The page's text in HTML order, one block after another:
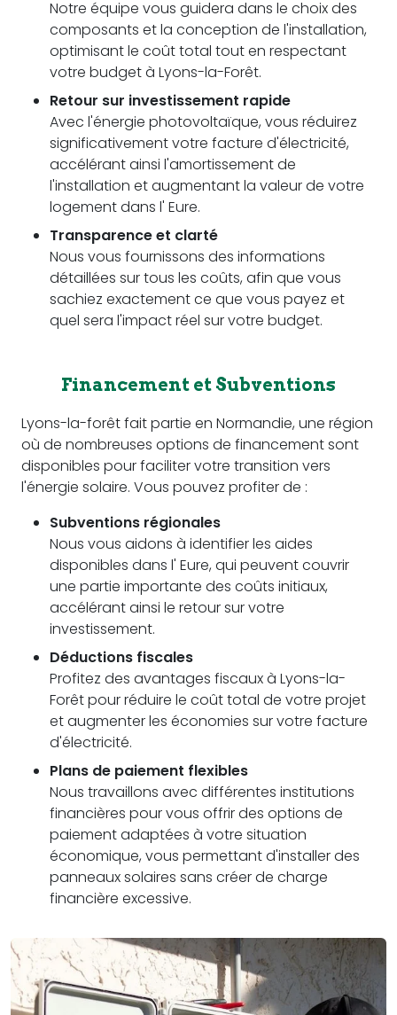
Notre équipe vous guidera dans le choix des
composants et la conception de l'installation,
optimisant le coût total tout en respectant
votre budget à Lyons-la-Forêt.
Retour sur investissement rapide
Avec l'énergie photovoltaïque, vous réduirez
significativement votre facture d'électricité,
accélérant ainsi l'amortissement de
l'installation et augmentant la valeur de votre
logement dans l' Eure.
Transparence et clarté
Nous vous fournissons des informations
détaillées sur tous les coûts, afin que vous
sachiez exactement ce que vous payez et
quel sera l'impact réel sur votre budget.
Financement et Subventions
Lyons-la-forêt fait partie en Normandie, une région
où de nombreuses options de financement sont
disponibles pour faciliter votre transition vers
l'énergie solaire. Vous pouvez profiter de :
Subventions régionales
Nous vous aidons à identifier les aides
disponibles dans l' Eure, qui peuvent couvrir
une partie importante des coûts initiaux,
accélérant ainsi le retour sur votre
investissement.
Déductions fiscales
Profitez des avantages fiscaux à Lyons-la-
Forêt pour réduire le coût total de votre projet
et augmenter les économies sur votre facture
d'électricité.
Plans de paiement flexibles
Nous travaillons avec différentes institutions
financières pour vous offrir des options de
paiement adaptées à votre situation
économique, vous permettant d'installer des
panneaux solaires sans créer de charge
financière excessive.